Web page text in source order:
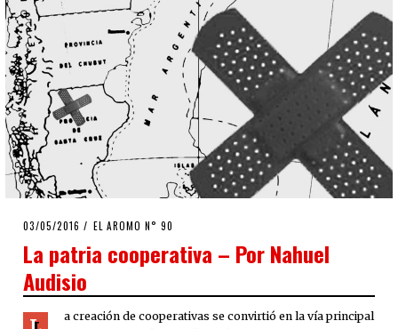
POSTED
03/05/2016 EL AROMO N° 90
La patria cooperativa – Por Nahuel
Audisio
a creación de cooperativas se convirtió en la vía principal